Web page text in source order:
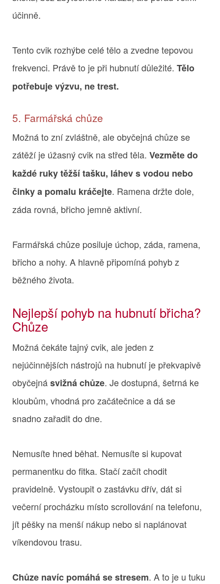
účinně.
Tento cvik rozhýbe celé tělo a zvedne tepovou
frekvenci. Právě to je při hubnutí důležité. Tělo
potřebuje výzvu, ne trest.
5. Farmářská chůze
Možná to zní zvláštně, ale obyčejná chůze se
zátěží je úžasný cvik na střed těla. Vezměte do
každé ruky těžší tašku, láhev s vodou nebo
činky a pomalu kráčejte. Ramena držte dole,
záda rovná, břicho jemně aktivní.
Farmářská chůze posiluje úchop, záda, ramena,
břicho a nohy. A hlavně připomíná pohyb z
běžného života.
Nejlepší pohyb na hubnutí břicha?
Chůze
Možná čekáte tajný cvik, ale jeden z
nejúčinnějších nástrojů na hubnutí je překvapivě
obyčejnásvižná chůze. Je dostupná, šetrná ke
kloubům, vhodná pro začátečnice a dá se
snadno zařadit do dne.
Nemusíte hned běhat. Nemusíte si kupovat
permanentku do fitka. Stačí začít chodit
pravidelně. Vystoupit o zastávku dřív, dát si
večerní procházku místo scrollování na telefonu,
jít pěšky na menší nákup nebo si naplánovat
víkendovou trasu.
Chůze navíc pomáhá se stresem. A to je u tuku